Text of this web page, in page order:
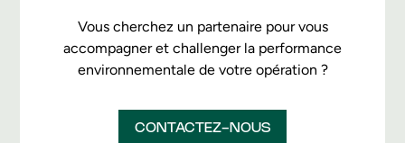
Vous cherchez un partenaire pour vous
accompagner et challenger la performance
environnementale de votre opération ?
CONTACTEZ-NOUS